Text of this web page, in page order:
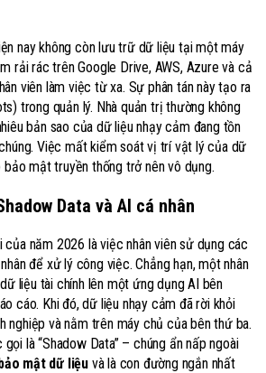
nay không còn lưu trữ dữ liệu tại một máy
rải rác trên Google Drive, AWS, Azure và cả
viên làm việc từ xa. Sự phân tán này tạo ra
trong quản lý. Nhà quản trị thường không
bản sao của dữ liệu nhạy cảm đang tồn
Việc mất kiểm soát vị trí vật lý của dữ
bảo mật truyền thống trở nên vô dụng.
Data và AI cá nhân
năm 2026 là việc nhân viên sử dụng các
để xử lý công việc. Chẳng hạn, một nhân
liệu tài chính lên một ứng dụng AI bên
cáo. Khi đó, dữ liệu nhạy cảm đã rời khỏi
nghiệp và nằm trên máy chủ của bên thứ ba.
là “Shadow Data” – chúng ẩn nấp ngoài
mật dữ liệu và là con đường ngắn nhất